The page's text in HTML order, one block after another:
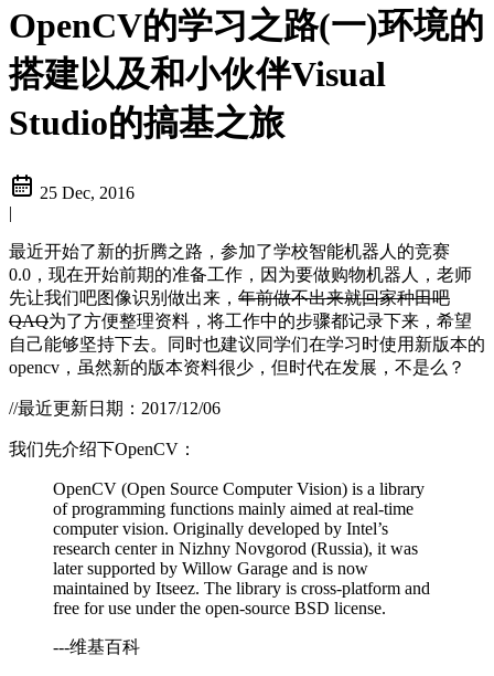
OpenCV的学习之路(一)环境的
搭建以及和小伙伴Visual
Studio的搞基之旅
25 Dec, 2016
|
最近开始了新的折腾之路，参加了学校智能机器人的竞赛
0.0，现在开始前期的准备工作，因为要做购物机器人，老师
先让我们吧图像识别做出来， 年前做不出来就回家种田吧
QAQ为了方便整理资料，将工作中的步骤都记录下来，希望
自己能够坚持下去。同时也建议同学们在学习时使用新版本的
opencv，虽然新的版本资料很少，但时代在发展，不是么？
//最近更新日期：2017/12/06
我们先介绍下OpenCV：
OpenCV (Open Source Computer Vision) is a library
of programming functions mainly aimed at real-time
computer vision. Originally developed by Intel’s
research center in Nizhny Novgorod (Russia), it was
later supported by Willow Garage and is now
maintained by Itseez. The library is cross-platform and
free for use under the open-source BSD license.
---维基百科